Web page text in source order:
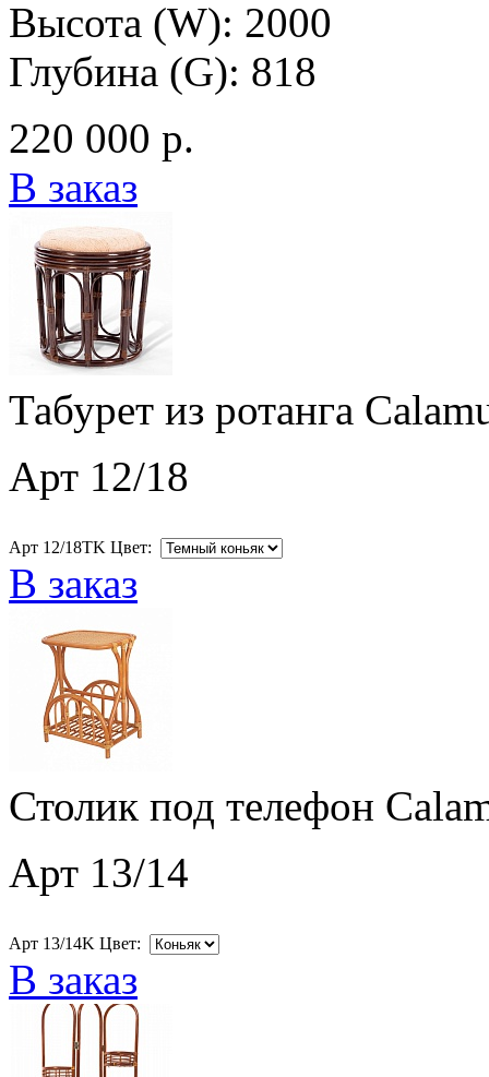
Высота (W): 2000
Глубина (G): 818
220 000 р.
В заказ
Табурет из ротанга
Арт 12/18
Арт 12/18ТK Цвет:
В заказ
Столик под телефон
Арт 13/14
Арт 13/14K Цвет:
В заказ